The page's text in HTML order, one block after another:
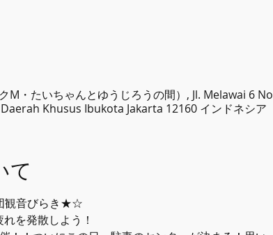
M・たいちゃんとゆうじろうの間）, Jl. Melawai 6
Khusus Ibukota Jakarta 12160 インドネシア
て
観音びらき★☆
を発散しよう！